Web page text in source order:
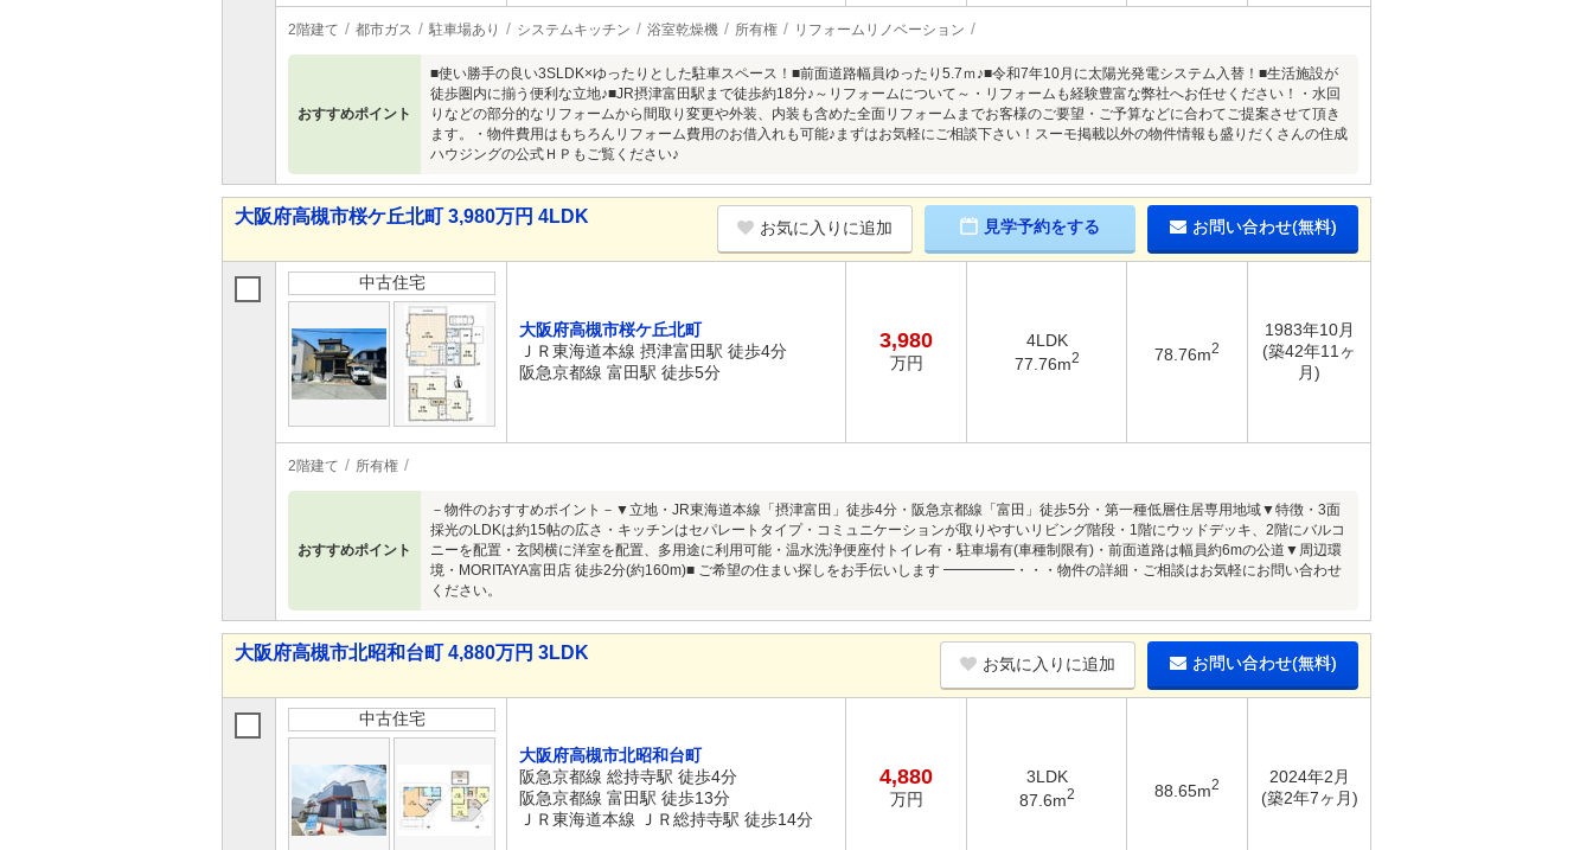
2階建て 都市ガス 駐車場あり システムキッチン 浴室乾燥機 所有権 リフォームリノベーション
おすすめポイント
■使い勝手の良い3SLDK×ゆったりとした駐車スペース！■前面道路幅員ゆったり5.7ｍ♪■令和7年10月に太陽光発電システム入替！■生活施設が
徒歩圏内に揃う便利な立地♪■JR摂津富田駅まで徒歩約18分♪～リフォームについて～・リフォームも経験豊富な弊社へお任せください！・水回
りなどの部分的なリフォームから間取り変更や外装、内装も含めた全面リフォームまでお客様のご要望・ご予算などに合わてご提案させて頂き
ます。・物件費用はもちろんリフォーム費用のお借入れも可能♪まずはお気軽にご相談下さい！スーモ掲載以外の物件情報も盛りだくさんの住成
ハウジングの公式ＨＰもご覧ください♪
大阪府高槻市桜ケ丘北町 3,980万円 4LDK
お気に入りに追加 見学予約をする お問い合わせ(無料)
中古住宅
大阪府高槻市桜ケ丘北町
ＪＲ東海道本線 摂津富田駅 徒歩4分
阪急京都線 富田駅 徒歩5分
3,980
万円
4LDK
77.76m2 78.76m2
1983年10月
(築42年11ヶ
月)
2階建て 所有権
おすすめポイント
－物件のおすすめポイント－▼立地・JR東海道本線「摂津富田」徒歩4分・阪急京都線「富田」徒歩5分・第一種低層住居専用地域▼特徴・3面
採光のLDKは約15帖の広さ・キッチンはセパレートタイプ・コミュニケーションが取りやすいリビング階段・1階にウッドデッキ、2階にバルコ
ニーを配置・玄関横に洋室を配置、多用途に利用可能・温水洗浄便座付トイレ有・駐車場有(車種制限有)・前面道路は幅員約6mの公道▼周辺環
境・MORITAYA富田店 徒歩2分(約160m)■ ご希望の住まい探しをお手伝いします ━━━━━・・・物件の詳細・ご相談はお気軽にお問い合わせ
ください。
大阪府高槻市北昭和台町 4,880万円 3LDK
お気に入りに追加 お問い合わせ(無料)
中古住宅
大阪府高槻市北昭和台町
阪急京都線 総持寺駅 徒歩4分
阪急京都線 富田駅 徒歩13分
ＪＲ東海道本線 ＪＲ総持寺駅 徒歩14分
4,880
万円
3LDK
87.6m2 88.65m2
2024年2月
(築2年7ヶ月)